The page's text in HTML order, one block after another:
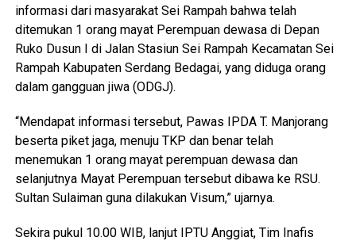
informasi dari masyarakat Sei Rampah bahwa telah
ditemukan 1 orang mayat Perempuan dewasa di Depan
Ruko Dusun I di Jalan Stasiun Sei Rampah Kecamatan Sei
Rampah Kabupaten Serdang Bedagai, yang diduga orang
dalam gangguan jiwa (ODGJ).
“Mendapat informasi tersebut, Pawas IPDA T. Manjorang
beserta piket jaga, menuju TKP dan benar telah
menemukan 1 orang mayat perempuan dewasa dan
selanjutnya Mayat Perempuan tersebut dibawa ke RSU.
Sultan Sulaiman guna dilakukan Visum,” ujarnya.
Sekira pukul 10.00 WIB, lanjut IPTU Anggiat, Tim Inafis